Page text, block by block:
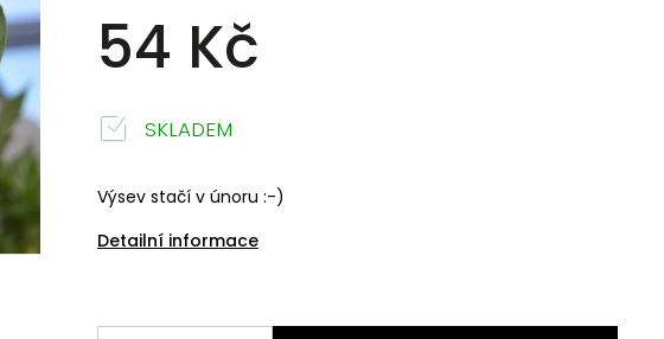
54 Kč
Výsev stačí v únoru :-)
Detailní informace
SKLADEM